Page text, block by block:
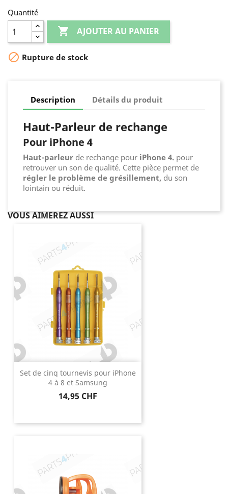
Quantité
 AJOUTER AU PANIER
 Rupture de stock
Description Détails du produit
Haut-Parleur de rechange
Pour iPhone 4
Haut-parleur de rechange pour iPhone 4. pour
retrouver un son de qualité. Cette pièce permet de
régler le problème de grésillement, du son
lointain ou réduit.
VOUS AIMEREZ AUSSI
Set de cinq tournevis pour iPhone
4 à 8 et Samsung
Prix
14,95 CHF